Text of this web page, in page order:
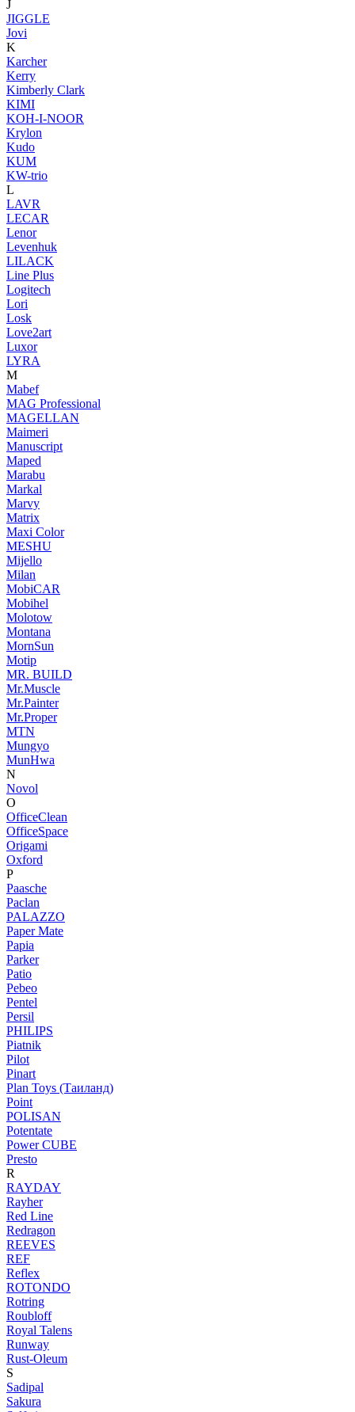
J
JIGGLE
Jovi
K
Karcher
Kerry
Kimberly Clark
KIMI
KOH-I-NOOR
Krylon
Kudo
KUM
KW-trio
L
LAVR
LECAR
Lenor
Levenhuk
LILACK
Line Plus
Logitech
Lori
Losk
Love2art
Luxor
LYRA
M
Mabef
MAG Professional
MAGELLAN
Maimeri
Manuscript
Maped
Marabu
Markal
Marvy
Matrix
Maxi Color
MESHU
Mijello
Milan
MobiCAR
Mobihel
Molotow
Montana
MornSun
Motip
MR. BUILD
Mr.Muscle
Mr.Painter
Mr.Proper
MTN
Mungyo
MunHwa
N
Novol
O
OfficeClean
OfficeSpace
Origami
Oxford
P
Paasche
Paclan
PALAZZO
Paper Mate
Papia
Parker
Patio
Pebeo
Pentel
Persil
PHILIPS
Piatnik
Pilot
Pinart
Plan Toys (Таиланд)
Point
POLISAN
Potentate
Power CUBE
Presto
R
RAYDAY
Rayher
Red Line
Redragon
REEVES
REF
Reflex
ROTONDO
Rotring
Roubloff
Royal Talens
Runway
Rust-Oleum
S
Sadipal
Sakura